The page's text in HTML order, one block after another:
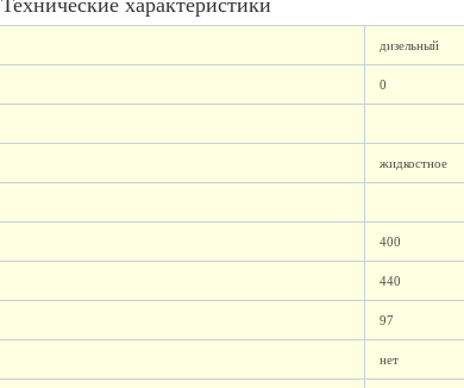
Технические характеристики
дизельный
0
жидкостное
400
440
97
нет